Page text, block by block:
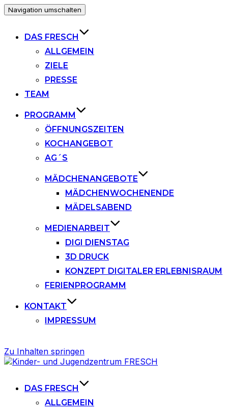
Navigation umschalten
DAS FRESCH
ALLGEMEIN
ZIELE
PRESSE
TEAM
PROGRAMM
ÖFFNUNGSZEITEN
KOCHANGEBOT
AG´S
MÄDCHENANGEBOTE
MÄDCHENWOCHENENDE
MÄDELSABEND
MEDIENARBEIT
DIGI DIENSTAG
3D DRUCK
KONZEPT DIGITALER ERLEBNISRAUM
FERIENPROGRAMM
KONTAKT
IMPRESSUM
Zu Inhalten springen
DAS FRESCH
ALLGEMEIN